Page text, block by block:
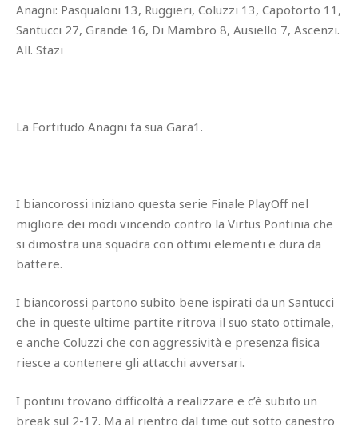
Anagni: Pasqualoni 13, Ruggieri, Coluzzi 13, Capotorto 11,
Santucci 27, Grande 16, Di Mambro 8, Ausiello 7, Ascenzi.
All. Stazi
La Fortitudo Anagni fa sua Gara1.
I biancorossi iniziano questa serie Finale PlayOff nel
migliore dei modi vincendo contro la Virtus Pontinia che
si dimostra una squadra con ottimi elementi e dura da
battere.
I biancorossi partono subito bene ispirati da un Santucci
che in queste ultime partite ritrova il suo stato ottimale,
e anche Coluzzi che con aggressività e presenza fisica
riesce a contenere gli attacchi avversari.
I pontini trovano difficoltà a realizzare e c’è subito un
break sul 2-17. Ma al rientro dal time out sotto canestro